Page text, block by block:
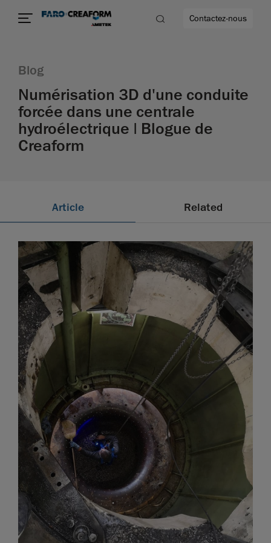
encore
Contactez-nous
Blog
Numérisation 3D d'une conduite
forcée dans une centrale
hydroélectrique | Blogue de
Creaform
Article Related